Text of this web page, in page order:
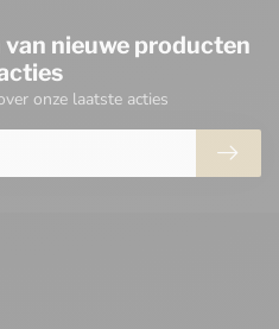
nieuwe producten
onze laatste acties